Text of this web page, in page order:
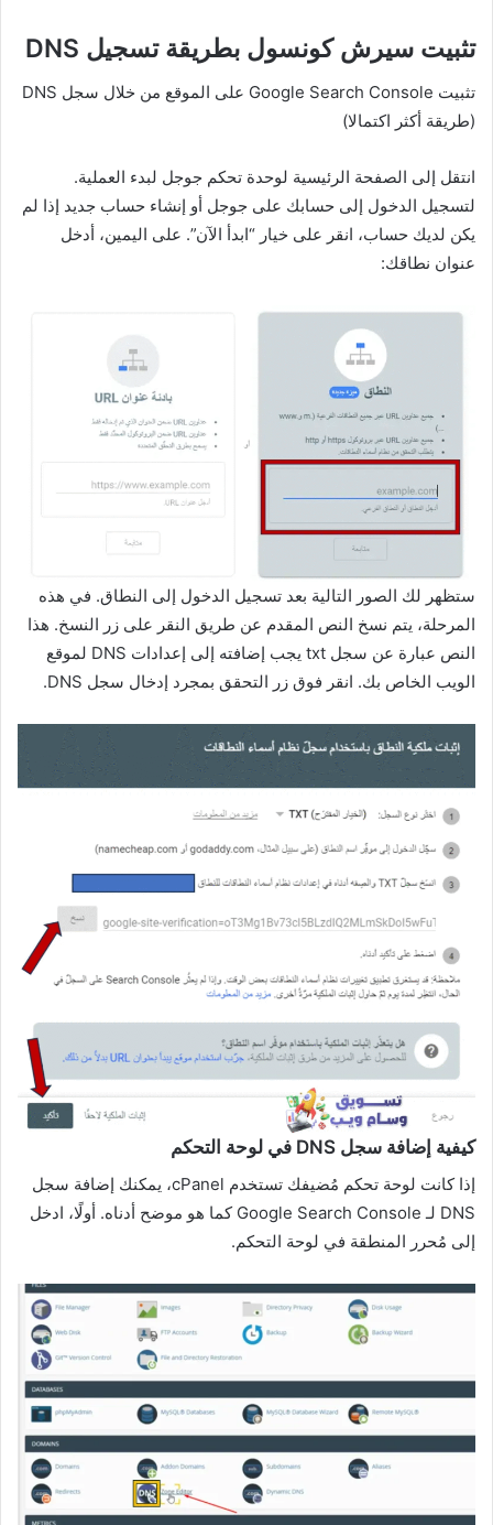
تثبيت سيرش كونسول بطريقة تسجيل DNS
تثبيت Google Search Console على الموقع من خلال سجل DNS
(طريقة أكثر اكتمالا)
انتقل إلى الصفحة الرئيسية لوحدة تحكم جوجل لبدء العملية.
لتسجيل الدخول إلى حسابك على جوجل أو إنشاء حساب جديد إذا لم
يكن لديك حساب، انقر على خيار “ابدأ الآن”. على اليمين، أدخل
عنوان نطاقك:
ستظهر لك الصور التالية بعد تسجيل الدخول إلى النطاق. في هذه
المرحلة، يتم نسخ النص المقدم عن طريق النقر على زر النسخ. هذا
النص عبارة عن سجل txt يجب إضافته إلى إعدادات DNS لموقع
الويب الخاص بك. انقر فوق زر التحقق بمجرد إدخال سجل DNS.
كيفية إضافة سجل DNS في لوحة التحكم
إذا كانت لوحة تحكم مُضيفك تستخدم cPanel، يمكنك إضافة سجل
DNS لـ Google Search Console كما هو موضح أدناه. أولًا، ادخل
إلى مُحرر المنطقة في لوحة التحكم.